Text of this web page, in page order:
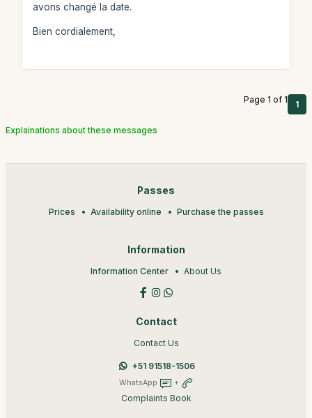
avons changé la date.
Bien cordialement,
Page 1 of 1 1
Explainations about these messages
Passes
Prices Availability online Purchase the passes
Information
Information Center About Us
Contact
Contact Us
+51 91518-1506
WhatsApp +
Complaints Book